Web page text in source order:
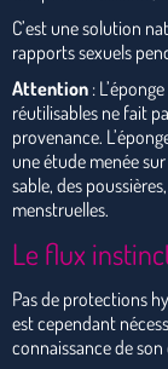
C’est une solution
rapports sexuels
Attention :
réutilisables ne fait
provenance.
une étude menée
sable, des
menstruelles.
Le flux
Pas de protections
est cependant
connaissance de son